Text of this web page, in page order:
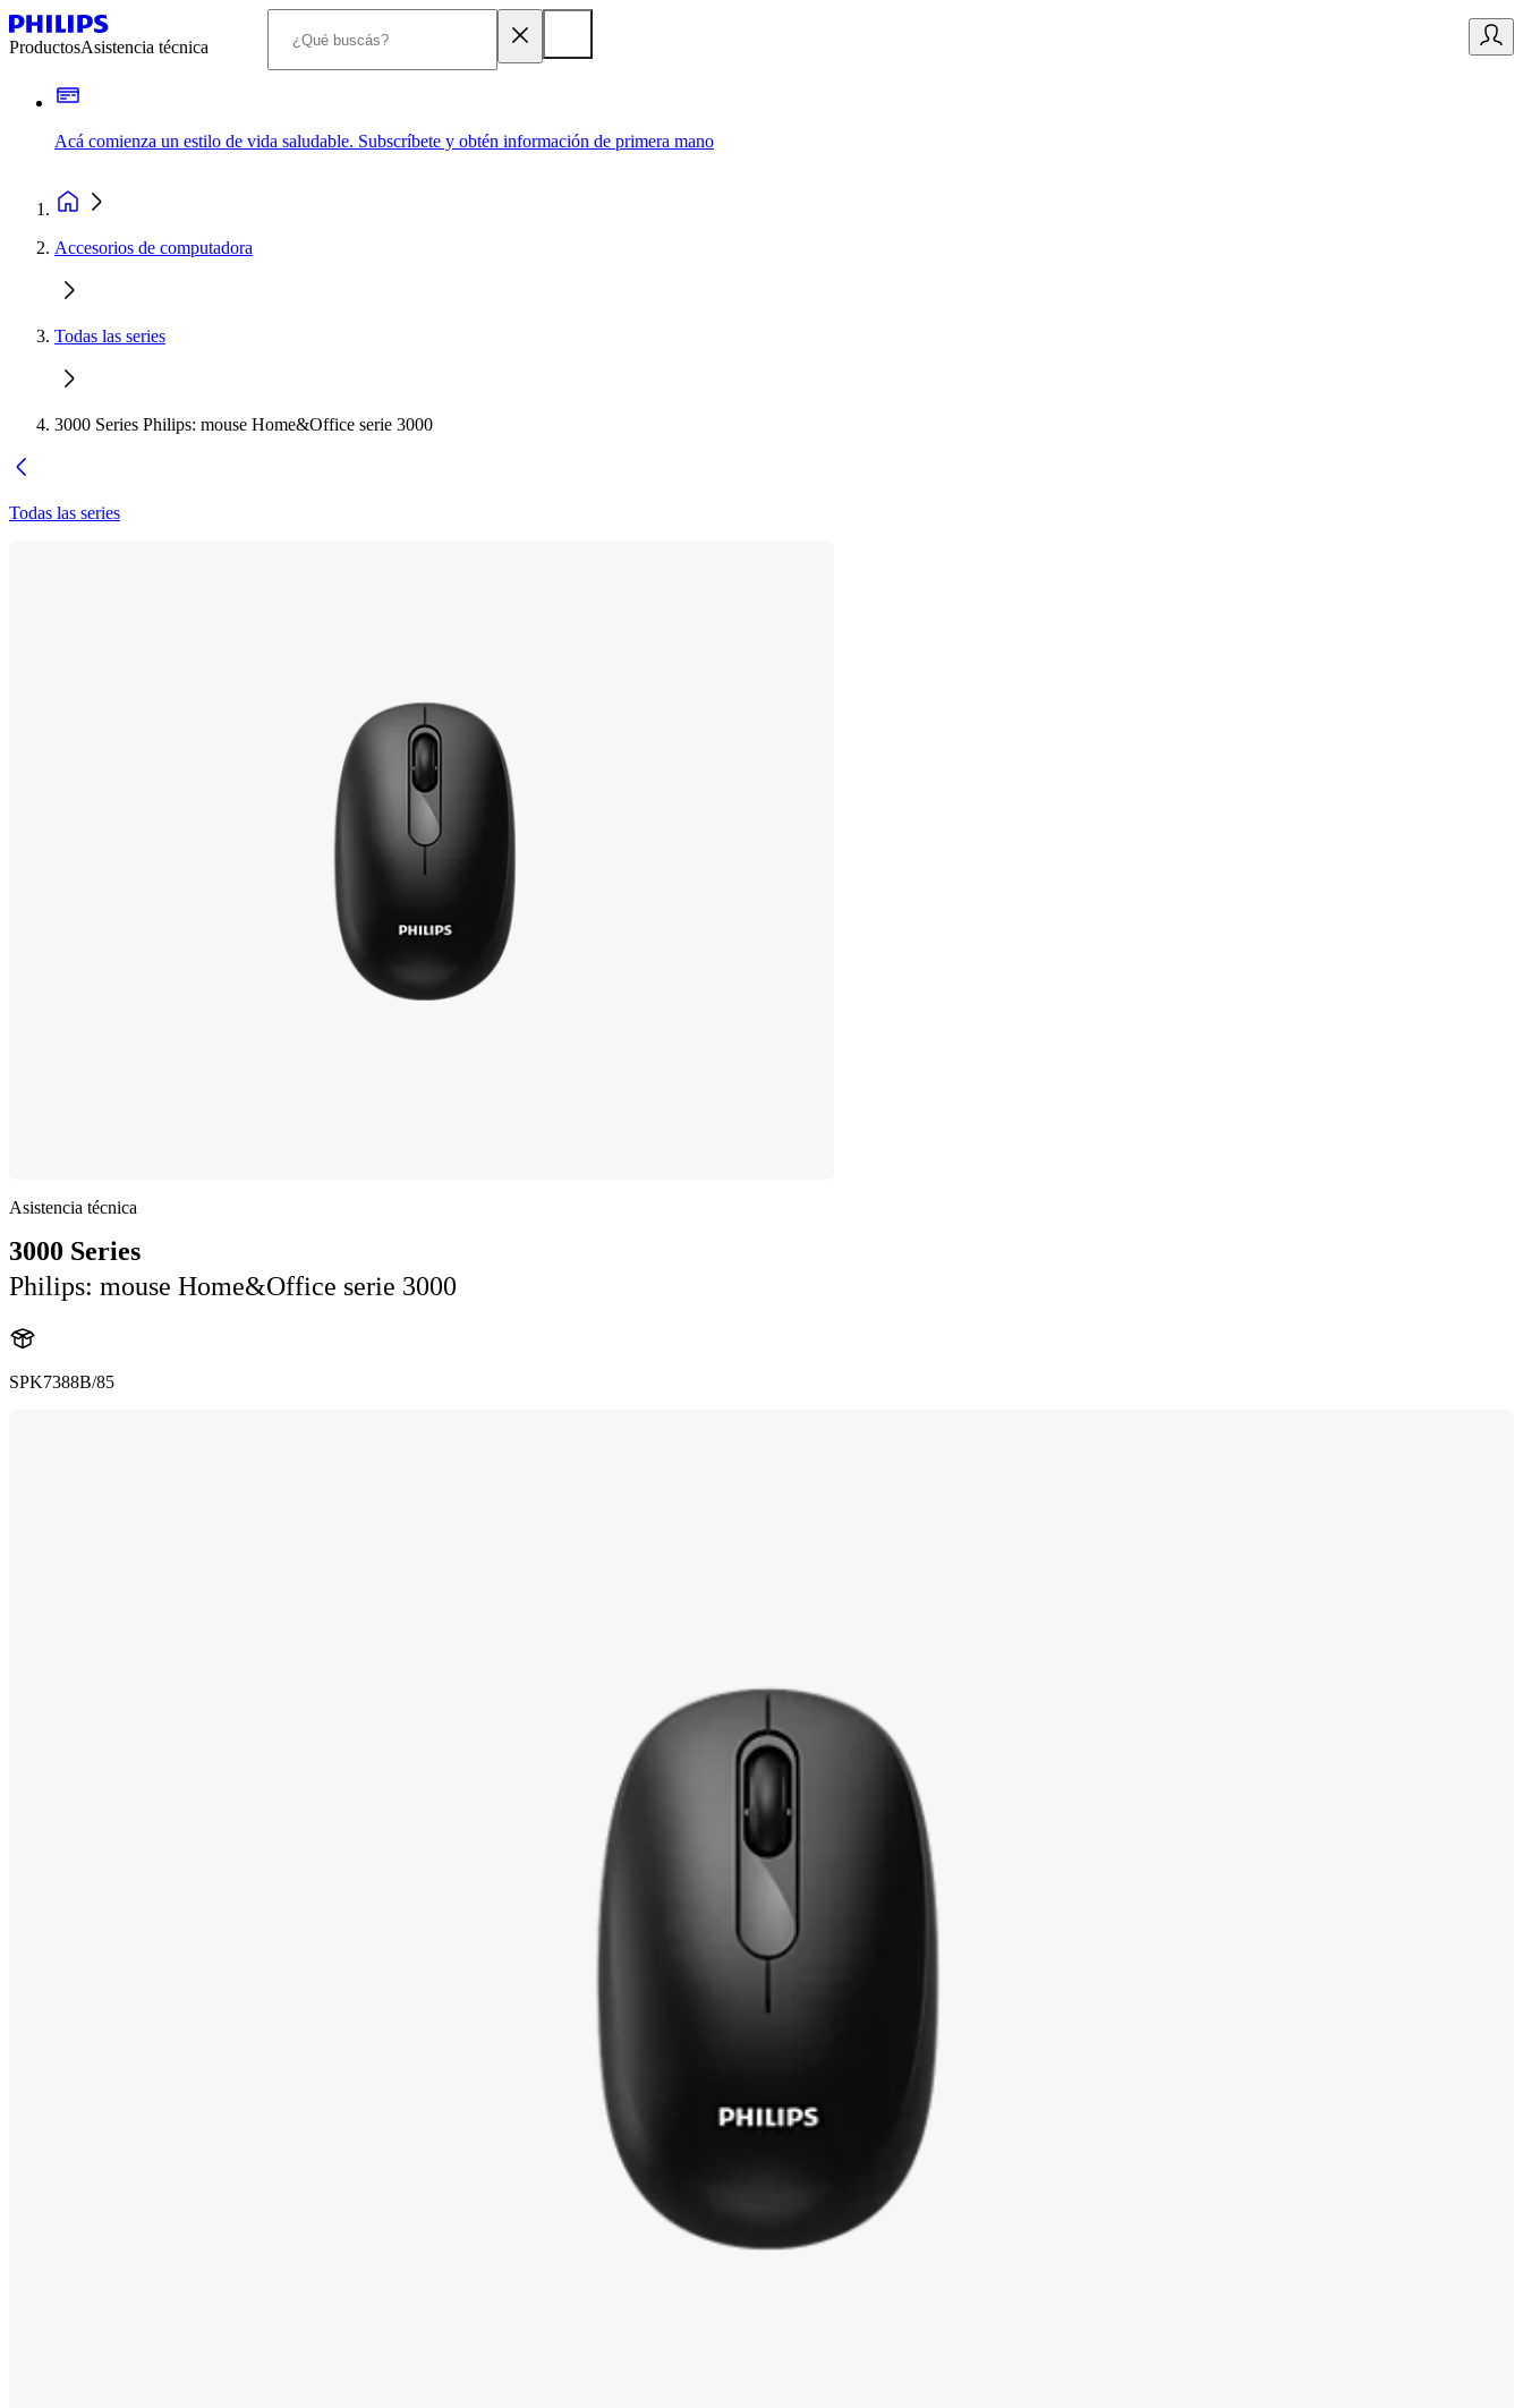
ProductosAsistencia técnica
Acá comienza un estilo de vida saludable. Subscríbete y obtén información de primera mano
Accesorios de computadora
Todas las series
3000 Series Philips: mouse Home&Office serie 3000
Todas las series
Asistencia técnica
3000 Series
Philips: mouse Home&Office serie 3000
SPK7388B/85